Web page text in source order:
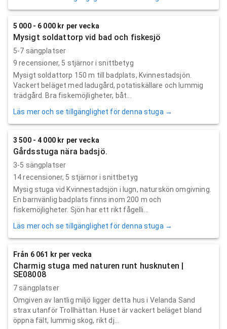
5 000 - 6 000 kr per vecka
Mysigt soldattorp vid bad och fiskesjö
5-7 sängplatser
9 recensioner, 5 stjärnor i snittbetyg
Mysigt soldattorp 150 m till badplats, Kvinnestadsjön.
Vackert beläget med ladugård, potatiskällare och lummig
trädgård. Bra fiskemöjligheter, båt...
Läs mer och se tillgänglighet för denna stuga →
3 500 - 4 000 kr per vecka
Gårdsstuga nära badsjö.
3-5 sängplatser
14recensioner, 5 stjärnor i snittbetyg
Mysig stuga vid Kvinnestadsjön i lugn, naturskön omgivning.
En barnvänlig badplats finns inom 200 m och
fiskemöjligheter. Sjön har ett rikt fågelli...
Läs mer och se tillgänglighet för denna stuga →
Från 6 061 kr per vecka
Charmig stuga med naturen runt husknuten |
SE08008
7 sängplatser
Omgiven av lantlig miljö ligger detta hus i Velanda Sand
strax utanför Trollhättan. Huset är vackert beläget bland
öppna fält, lummig skog, rikt dj...